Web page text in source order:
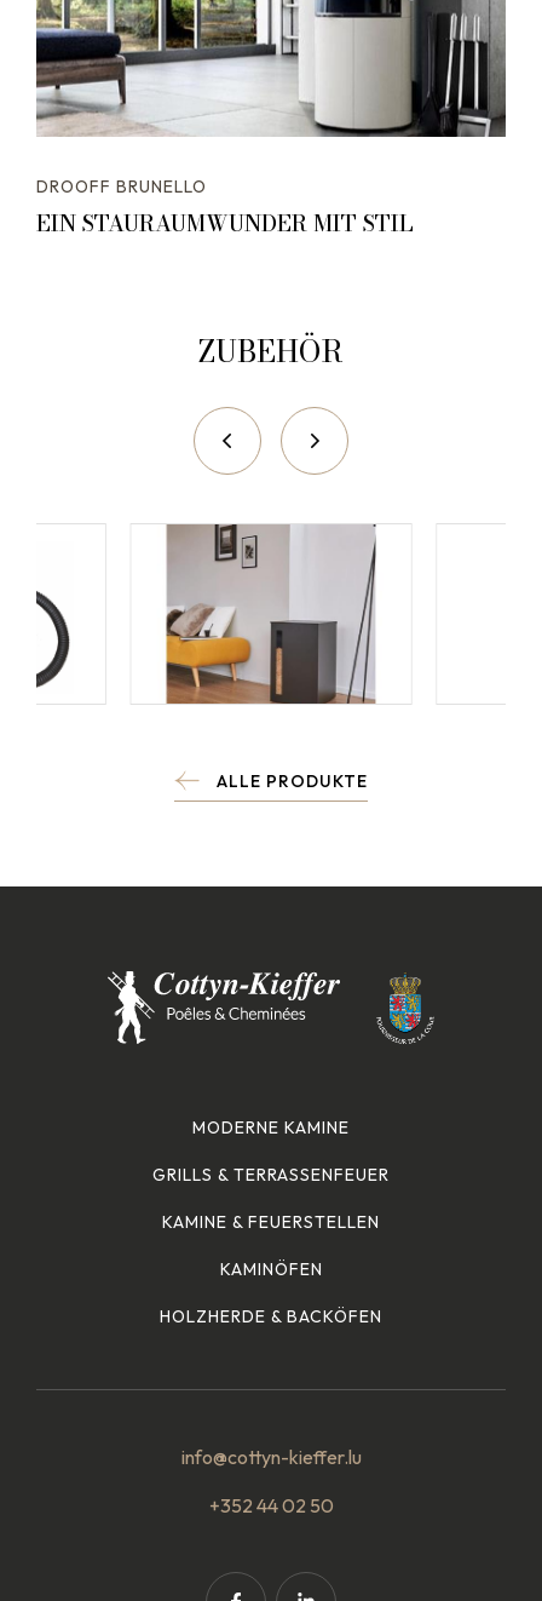
DROOFF BRUNELLO
EIN STAURAUMWUNDER MIT STIL
ZUBEHÖR
ALLE PRODUKTE
MODERNE KAMINE
GRILLS & TERRASSENFEUER
KAMINE & FEUERSTELLEN
KAMINÖFEN
HOLZHERDE & BACKÖFEN
info@cottyn-kieffer.lu
+352 44 02 50